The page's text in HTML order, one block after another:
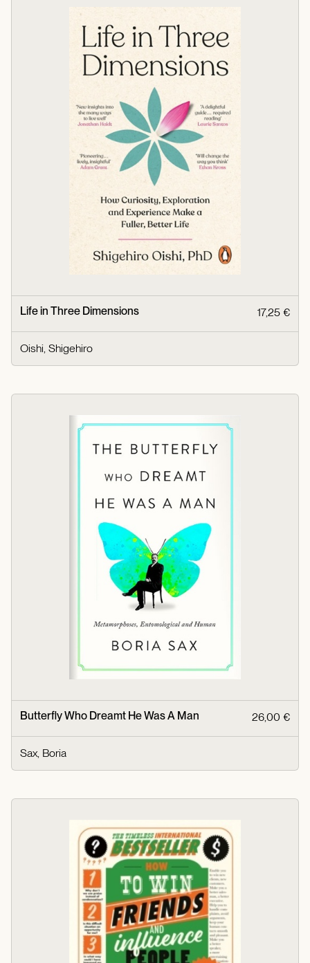
Life in Three Dimensions 17,25 €
Oishi, Shigehiro
Butterfly Who Dreamt He Was A Man 26,00 €
Sax, Boria